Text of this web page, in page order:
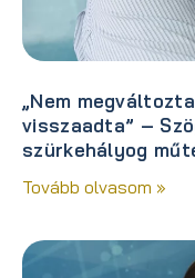
„Nem
visszaadta” –
szürkehályog
Tovább olvasom »